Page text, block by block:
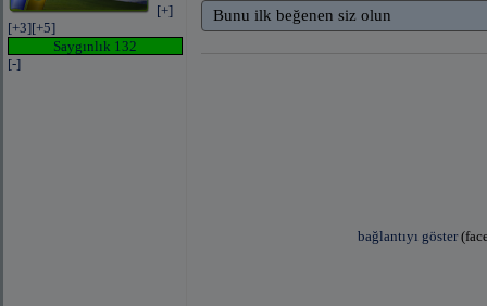
[+]
[+3][+5]
Saygınlık 132
[-]
Bunu ilk beğenen siz olun
bağlantıyı göster